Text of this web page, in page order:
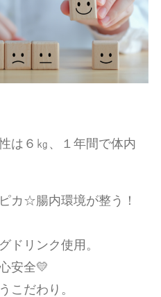
は６㎏、１年間で体内
カ☆腸内環境が整う！
ドリンク使用。
安全💛
こだわり。